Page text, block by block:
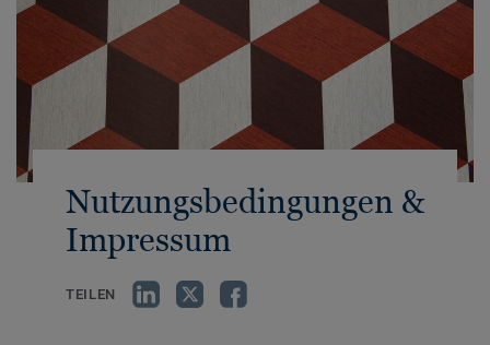
Nutzungsbedingungen &
Impressum
TEILEN